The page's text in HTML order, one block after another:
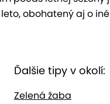
obohatený aj o
Ďalšie tipy v okolí:
Zelená žaba